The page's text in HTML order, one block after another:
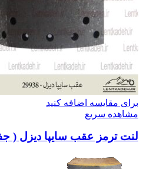
برای مقایسه اضافه کنید
مشاهده سریع
لنت ترمز عقب سایپا دیزل (